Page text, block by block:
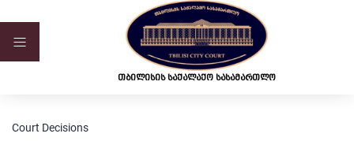
ვებ-გვერდი მუშაობს სატესტო რეჟიმში
თბილისის საქალაქო სასამართლო
Court Decisions